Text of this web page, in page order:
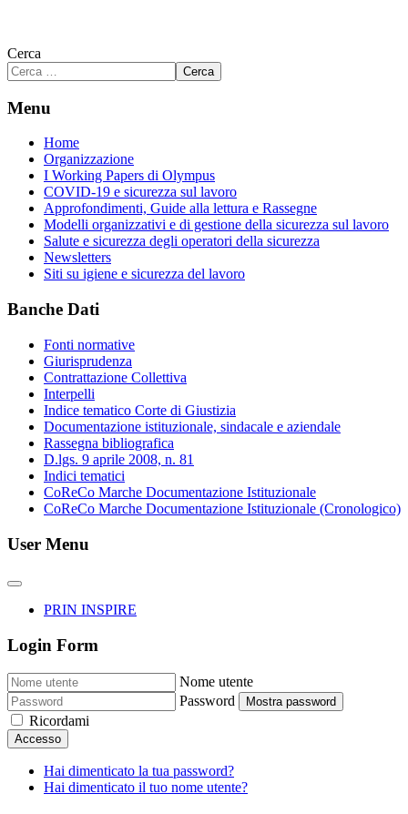
Cerca
Cerca
Menu
Home
Organizzazione
I Working Papers di Olympus
COVID-19 e sicurezza sul lavoro
Approfondimenti, Guide alla lettura e Rassegne
Modelli organizzativi e di gestione della sicurezza sul lavoro
Salute e sicurezza degli operatori della sicurezza
Newsletters
Siti su igiene e sicurezza del lavoro
Banche Dati
Fonti normative
Giurisprudenza
Contrattazione Collettiva
Interpelli
Indice tematico Corte di Giustizia
Documentazione istituzionale, sindacale e aziendale
Rassegna bibliografica
D.lgs. 9 aprile 2008, n. 81
Indici tematici
CoReCo Marche Documentazione Istituzionale
CoReCo Marche Documentazione Istituzionale (Cronologico)
User Menu
PRIN INSPIRE
Login Form
Nome utente
Password
Mostra password
Ricordami
Accesso
Hai dimenticato la tua password?
Hai dimenticato il tuo nome utente?